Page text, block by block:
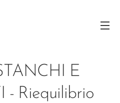
E
- Riequilibrio